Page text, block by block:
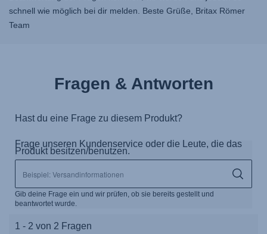
schnell wie möglich bei dir melden. Beste Grüße, Britax Römer
Team
Fragen & Antworten